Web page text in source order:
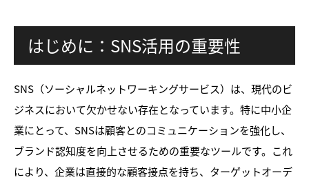
はじめに：SNS活用の重要性
SNS（ソーシャルネットワーキングサービス）は、現代のビ
ジネスにおいて欠かせない存在となっています。特に中小企
業にとって、SNSは顧客とのコミュニケーションを強化し、
ブランド認知度を向上させるための重要なツールです。これ
により、企業は直接的な顧客接点を持ち、ターゲットオーデ